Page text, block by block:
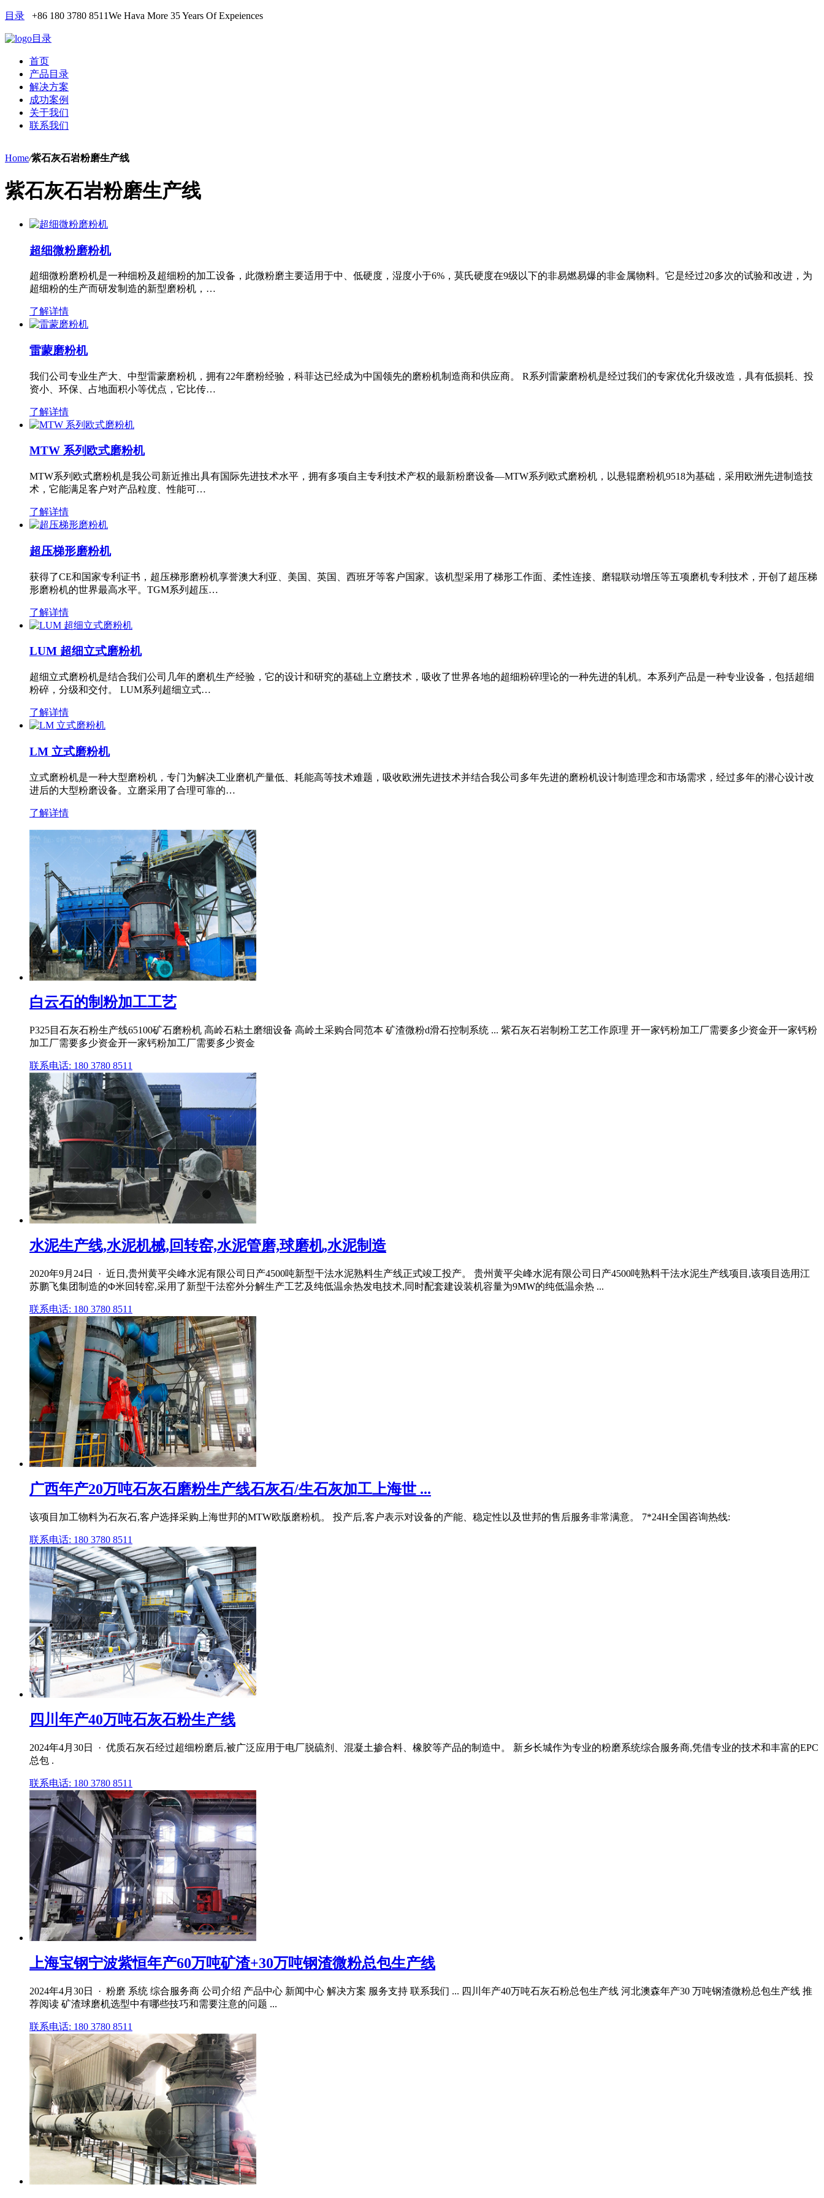
目录 +86 180 3780 8511We Hava More 35 Years Of Expeiences
目录
首页
产品目录
解决方案
成功案例
关于我们
联系我们
Home/紫石灰石岩粉磨生产线
紫石灰石岩粉磨生产线
超细微粉磨粉机
超细微粉磨粉机是一种细粉及超细粉的加工设备，此微粉磨主要适用于中、低硬度，湿度小于6%，莫氏硬度在9级以下的非易燃易爆的非金属物料。它是经过20多次的试验和改进，为
超细粉的生产而研发制造的新型磨粉机，…
了解详情
雷蒙磨粉机
我们公司专业生产大、中型雷蒙磨粉机，拥有22年磨粉经验，科菲达已经成为中国领先的磨粉机制造商和供应商。 R系列雷蒙磨粉机是经过我们的专家优化升级改造，具有低损耗、投
资小、环保、占地面积小等优点，它比传…
了解详情
MTW 系列欧式磨粉机
MTW系列欧式磨粉机是我公司新近推出具有国际先进技术水平，拥有多项自主专利技术产权的最新粉磨设备—MTW系列欧式磨粉机，以悬辊磨粉机9518为基础，采用欧洲先进制造技
术，它能满足客户对产品粒度、性能可…
了解详情
超压梯形磨粉机
获得了CE和国家专利证书，超压梯形磨粉机享誉澳大利亚、美国、英国、西班牙等客户国家。该机型采用了梯形工作面、柔性连接、磨辊联动增压等五项磨机专利技术，开创了超压梯
形磨粉机的世界最高水平。TGM系列超压…
了解详情
LUM 超细立式磨粉机
超细立式磨粉机是结合我们公司几年的磨机生产经验，它的设计和研究的基础上立磨技术，吸收了世界各地的超细粉碎理论的一种先进的轧机。本系列产品是一种专业设备，包括超细
粉碎，分级和交付。 LUM系列超细立式…
了解详情
LM 立式磨粉机
立式磨粉机是一种大型磨粉机，专门为解决工业磨机产量低、耗能高等技术难题，吸收欧洲先进技术并结合我公司多年先进的磨粉机设计制造理念和市场需求，经过多年的潜心设计改
进后的大型粉磨设备。立磨采用了合理可靠的…
了解详情
白云石的制粉加工工艺
P325目石灰石粉生产线65100矿石磨粉机 高岭石粘土磨细设备 高岭土采购合同范本 矿渣微粉d滑石控制系统 ... 紫石灰石岩制粉工艺工作原理 开一家钙粉加工厂需要多少资金开一家钙粉
加工厂需要多少资金开一家钙粉加工厂需要多少资金
联系电话: 180 3780 8511
水泥生产线,水泥机械,回转窑,水泥管磨,球磨机,水泥制造
2020年9月24日 · 近日,贵州黄平尖峰水泥有限公司日产4500吨新型干法水泥熟料生产线正式竣工投产。 贵州黄平尖峰水泥有限公司日产4500吨熟料干法水泥生产线项目,该项目选用江
苏鹏飞集团制造的Φ米回转窑,采用了新型干法窑外分解生产工艺及纯低温余热发电技术,同时配套建设装机容量为9MW的纯低温余热 ...
联系电话: 180 3780 8511
广西年产20万吨石灰石磨粉生产线石灰石/生石灰加工上海世 ...
该项目加工物料为石灰石,客户选择采购上海世邦的MTW欧版磨粉机。 投产后,客户表示对设备的产能、稳定性以及世邦的售后服务非常满意。 7*24H全国咨询热线:
联系电话: 180 3780 8511
四川年产40万吨石灰石粉生产线
2024年4月30日 · 优质石灰石经过超细粉磨后,被广泛应用于电厂脱硫剂、混凝土掺合料、橡胶等产品的制造中。 新乡长城作为专业的粉磨系统综合服务商,凭借专业的技术和丰富的EPC
总包 .
联系电话: 180 3780 8511
上海宝钢宁波紫恒年产60万吨矿渣+30万吨钢渣微粉总包生产线
2024年4月30日 · 粉磨 系统 综合服务商 公司介绍 产品中心 新闻中心 解决方案 服务支持 联系我们 ... 四川年产40万吨石灰石粉总包生产线 河北澳森年产30 万吨钢渣微粉总包生产线 推
荐阅读 矿渣球磨机选型中有哪些技巧和需要注意的问题 ...
联系电话: 180 3780 8511